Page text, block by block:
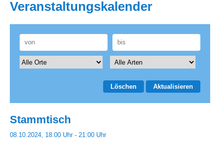
Veranstaltungskalender
Löschen Aktualisieren
Stammtisch
08.10.2024, 18:00 Uhr - 21:00 Uhr